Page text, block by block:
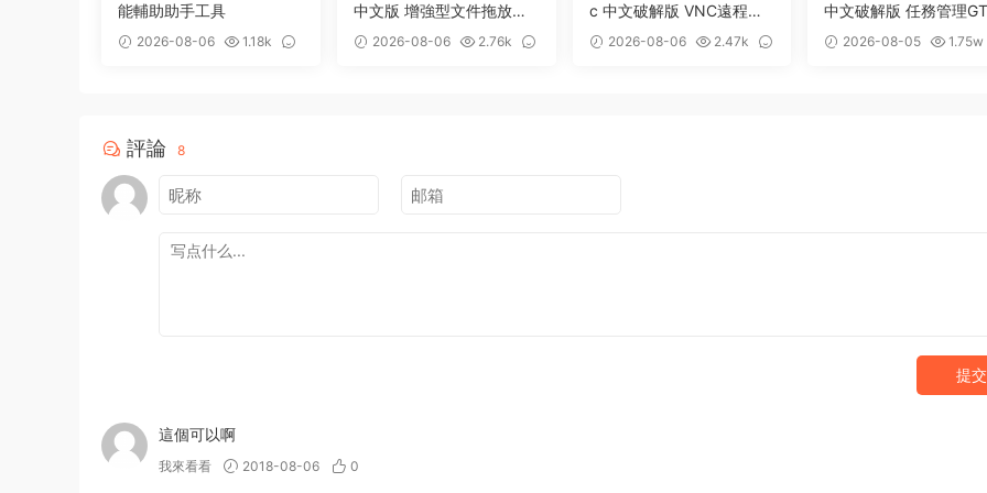
能輔助助手工具
2026-08-06
1.18k
中文版 增強型文件拖放暫
存備用整理工具
2026-08-06
2.76k
c 中文破解版 VNC遠程桌
面客戶端應用程序
2026-08-06
2.47k
中文破解版 任務管理
效率工具
2026-08-05
1.75w
評論 8
提交
這個可以啊
我來看看 2018-08-06 0